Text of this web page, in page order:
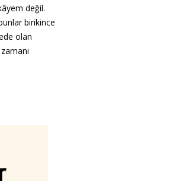
değil.
birikince
olan